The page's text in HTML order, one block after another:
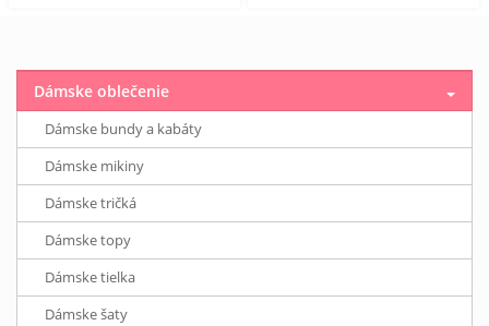
Dámske oblečenie
Dámske bundy a kabáty
Dámske mikiny
Dámske tričká
Dámske topy
Dámske tielka
Dámske šaty